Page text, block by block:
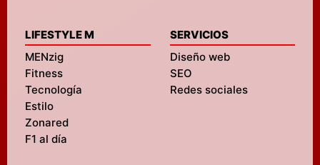
LIFESTYLE M
MENzig
Fitness
Tecnología
Estilo
Zonared
F1 al día
SERVICIOS
Diseño web
SEO
Redes sociales